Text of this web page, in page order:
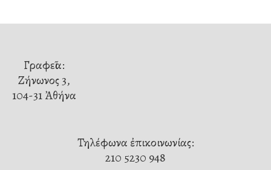
Γραφεῖα:
Ζήνωνος 3,
104-31 Ἀθήνα
Τηλέφωνα ἐπικοινωνίας:
210 5230 948